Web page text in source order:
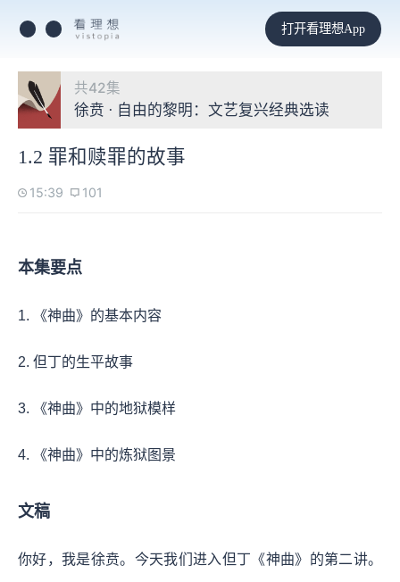
打开看理想App
共42集
徐贲 · 自由的黎明：文艺复兴经典选读
1.2 罪和赎罪的故事
15:39 101
本集要点
1. 《神曲》的基本内容
2. 但丁的生平故事
3. 《神曲》中的地狱模样
4. 《神曲》中的炼狱图景
文稿
你好，我是徐贲。今天我们进入但丁《神曲》的第二讲。